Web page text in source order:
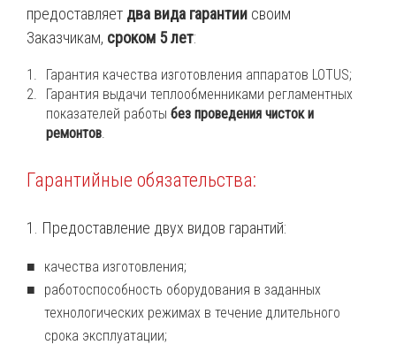
предоставляет два вида гарантии своим
Заказчикам, сроком 5 лет:
Гарантия качества изготовления аппаратов LOTUS;
Гарантия выдачи теплообменниками регламентных
показателей работы без проведения чисток и
ремонтов.
Гарантийные обязательства:
1. Предоставление двух видов гарантий:
качества изготовления;
работоспособность оборудования в заданных
технологических режимах в течение длительного
срока эксплуатации;